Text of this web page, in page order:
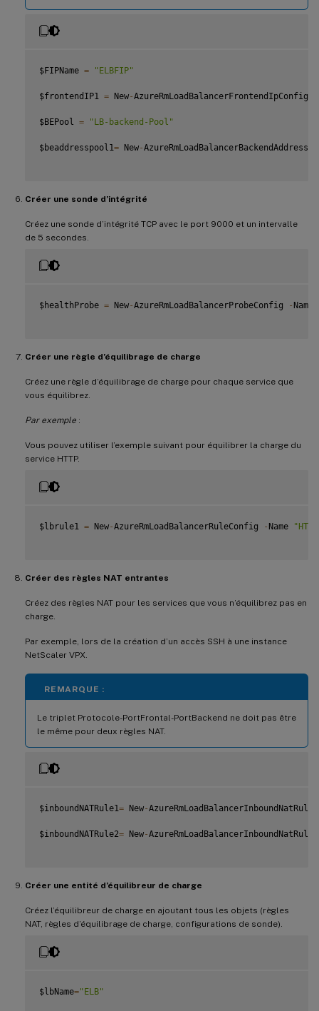
$FIPName = "ELBFIP"
$frontendIP1 = New-AzureRmLoadBalancerFrontendIpConfig
$BEPool = "LB-backend-Pool"
$beaddresspool1= New-
Créer une sonde d’intégrité
Créez une sonde d’intégrité TCP avec le port 9000 et un intervalle
de 5 secondes.
$healthProbe = New-AzureRmLoadBalancerProbeConfig -
Créer une règle d’équilibrage de charge
Créez une règle d’équilibrage de charge pour chaque service que
vous équilibrez.
Par exemple :
Vous pouvez utiliser l’exemple suivant pour équilibrer la charge du
service HTTP.
$lbrule1 = New-AzureRmLoadBalancerRuleConfig - Name
Créer des règles NAT entrantes
Créez des règles NAT pour les services que vous n’équilibrez pas en
charge.
Par exemple, lors de la création d’un accès SSH à une instance
NetScaler VPX.
REMARQUE :
Le triplet Protocole-PortFrontal-PortBackend ne doit pas être
le même pour deux règles NAT.
$inboundNATRule1= New-
$inboundNATRule2= New-
Créer une entité d’équilibreur de charge
Créez l’équilibreur de charge en ajoutant tous les objets (règles
NAT, règles d’équilibrage de charge, configurations de sonde).
$lbName="ELB"